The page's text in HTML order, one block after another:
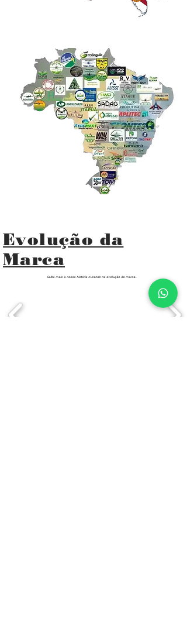
Evolução da
Marca
Saiba mais a nossa história clicando na evolução da marca...